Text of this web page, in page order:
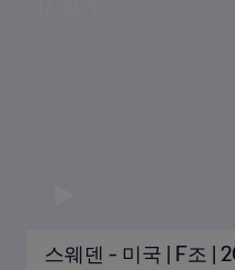
스웨덴 - 미국 | F조 |